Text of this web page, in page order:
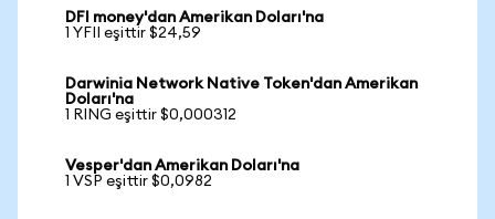
DFI money'dan Amerikan Doları'na
1 YFII eşittir $24,59
Darwinia Network Native Token'dan Amerikan
Doları'na
1 RING eşittir $0,000312
Vesper'dan Amerikan Doları'na
1 VSP eşittir $0,0982